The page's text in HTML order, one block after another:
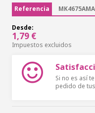
Referencia
Desde:
1,79 €
Impuestos excluidos
Si no es así
pedido de